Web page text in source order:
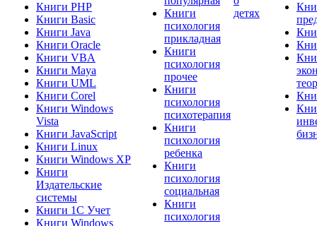
Книги PHP
Книги Basic
Книги Java
Книги Oracle
Книги VBA
Книги Maya
Книги UML
Книги Corel
Книги Windows
Vista
Книги JavaScript
Книги Linux
Книги Windows XP
Книги
Издательские
системы
Книги 1C Учет
Книги Windows
Книги
психология
прикладная
Книги
психология
прочее
Книги
психология
психотерапия
Книги
психология
ребенка
Книги
психология
социальная
Книги
психология
детях